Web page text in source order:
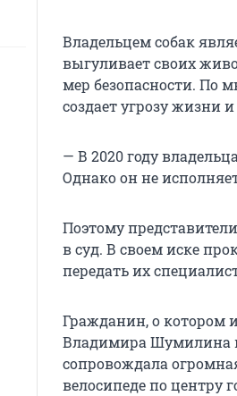
Владельцем собак
выгуливает своих
мер безопасности. По
создает угрозу жизни
— В 2020 году
Однако он не
Поэтому
в суд. В своем иске
передать их
Гражданин, о котором
Владимира Шумилина
сопровождала
велосипеде по центру